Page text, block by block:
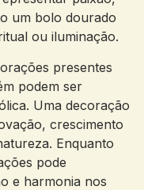
um bolo dourado
ou iluminação.
presentes
podem ser
Uma decoração
‍crescimento⁤
Enquanto
pode
e harmonia nos